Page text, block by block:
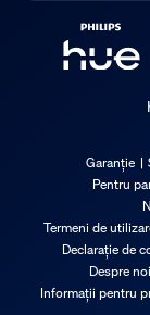
Garanție
Pentru
Termeni de
Declarație de
Despre noi
Informații pentru